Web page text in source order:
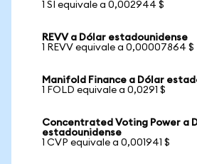
1 SI equivale a 0,002944 $
REVV a Dólar estadounidense
1 REVV equivale a 0,00007864 $
Manifold Finance a Dólar
1 FOLD equivale a 0,0291 $
Concentrated Voting Power a
estadounidense
1 CVP equivale a 0,001941 $